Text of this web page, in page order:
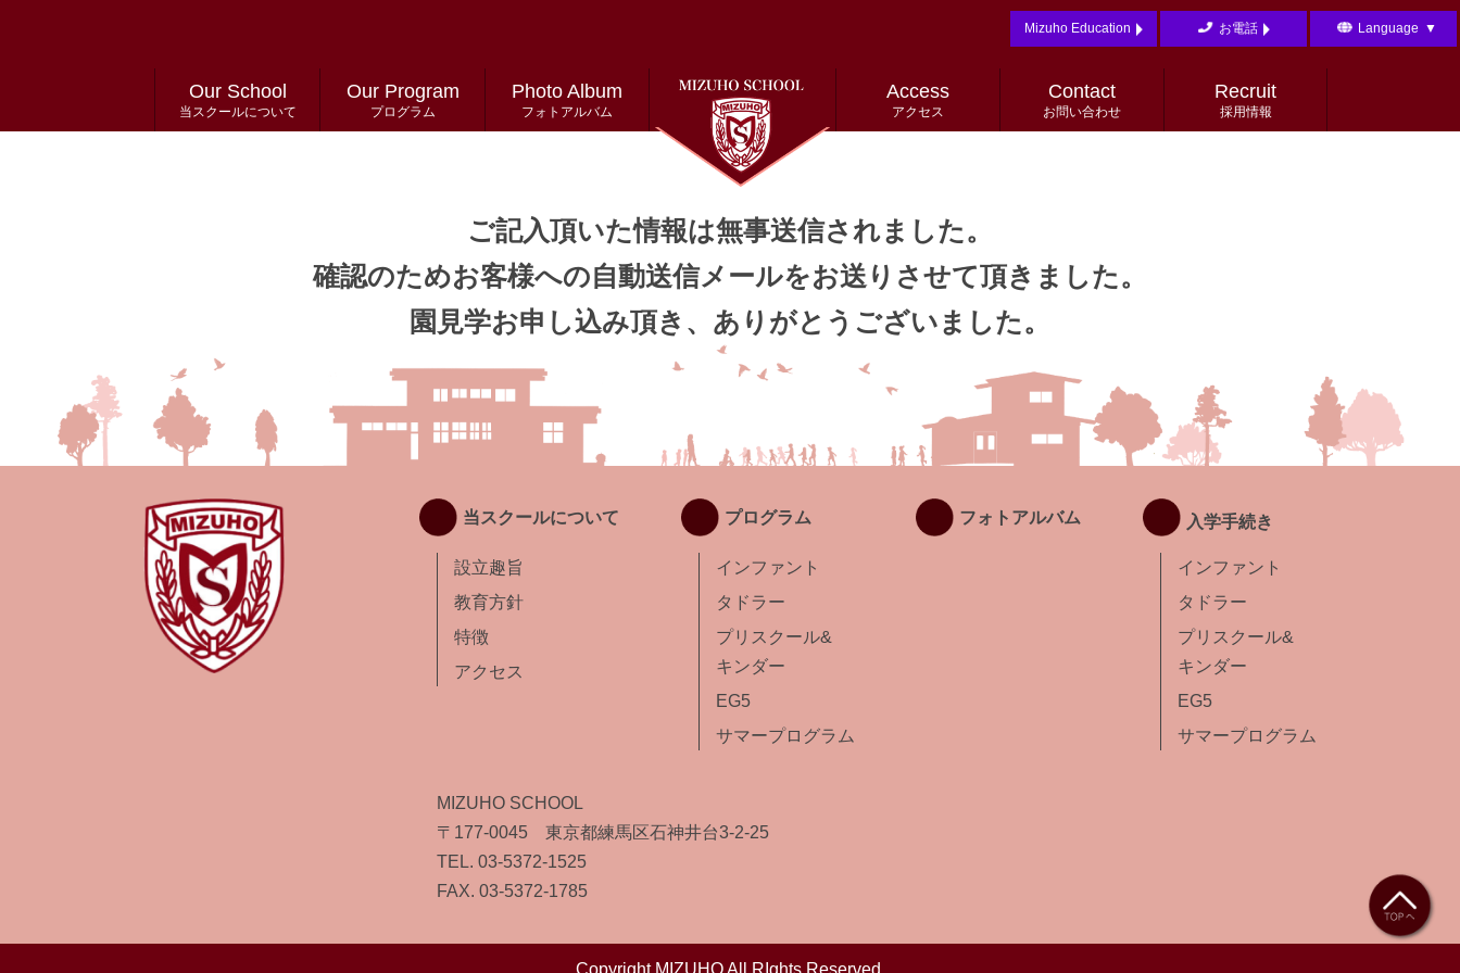
Mizuho Education お電話 Language ▼
Our School
当スクールについて
Our Program
プログラム
Photo Album
フォトアルバム
Access
アクセス
Contact
お問い合わせ
Recruit
採用情報
ご記入頂いた情報は無事送信されました。
確認のためお客様への自動送信メールをお送りさせて頂きました。
園見学お申し込み頂き、ありがとうございました。
当スクールについて
設立趣旨
教育方針
特徴
アクセス
プログラム
インファント
タドラー
プリスクール&
キンダー
EG5
サマープログラム
フォトアルバム 入学手続き
インファント
タドラー
プリスクール&
キンダー
EG5
サマープログラム
MIZUHO SCHOOL
〒177-0045 東京都練馬区石神井台3-2-25
TEL. 03-5372-1525
FAX. 03‐5372‐1785
Copyright MIZUHO All RIghts Reserved.